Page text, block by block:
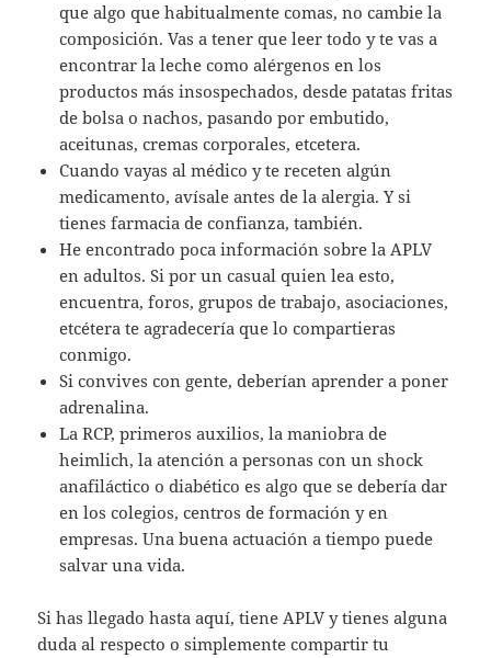
que algo que habitualmente comas, no cambie la
composición. Vas a tener que leer todo y te vas a
encontrar la leche como alérgenos en los
productos más insospechados, desde patatas fritas
de bolsa o nachos, pasando por embutido,
aceitunas, cremas corporales, etcetera.
Cuando vayas al médico y te receten algún
medicamento, avísale antes de la alergia. Y si
tienes farmacia de confianza, también.
He encontrado poca información sobre la APLV
en adultos. Si por un casual quien lea esto,
encuentra, foros, grupos de trabajo, asociaciones,
etcétera te agradecería que lo compartieras
conmigo.
Si convives con gente, deberían aprender a poner
adrenalina.
La RCP, primeros auxilios, la maniobra de
heimlich, la atención a personas con un shock
anafiláctico o diabético es algo que se debería dar
en los colegios, centros de formación y en
empresas. Una buena actuación a tiempo puede
salvar una vida.
Si has llegado hasta aquí, tiene APLV y tienes alguna
duda al respecto o simplemente compartir tu